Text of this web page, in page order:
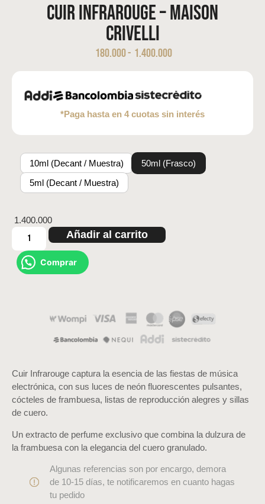
Cuir InfraRouge – Maison
Crivelli
180.000- 1.400.000
*Paga hasta en 4 cuotas sin interés
10ml (Decant / Muestra)
50ml (Frasco)
5ml (Decant / Muestra)
1.400.000
Añadir al carrito
Comprar
Cuir Infrarouge captura la esencia de las fiestas de música
electrónica, con sus luces de neón fluorescentes pulsantes,
cócteles de frambuesa, listas de reproducción alegres y sillas
de cuero.
Un extracto de perfume exclusivo que combina la dulzura de
la frambuesa con la elegancia del cuero granulado.
Algunas referencias son por encargo, demora
de 10-15 días, te notificaremos en cuanto hagas
tu pedido